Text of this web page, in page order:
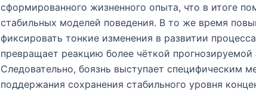
сформированного жизненного опыта, что в итоге
стабильных моделей поведения. В то же время
фиксировать тонкие изменения в развитии
превращает реакцию более чёткой
Следовательно, боязнь выступает специфическим
поддержания сохранения стабильного уровня